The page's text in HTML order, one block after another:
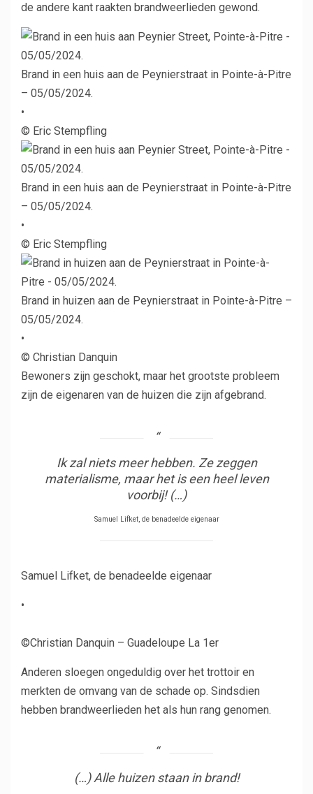
de andere kant raakten brandweerlieden gewond.
Brand in een huis aan de Peynierstraat in Pointe-à-Pitre
– 05/05/2024.
•
© Eric Stempfling
Brand in een huis aan de Peynierstraat in Pointe-à-Pitre
– 05/05/2024.
•
© Eric Stempfling
Brand in huizen aan de Peynierstraat in Pointe-à-Pitre –
05/05/2024.
•
© Christian Danquin
Bewoners zijn geschokt, maar het grootste probleem
zijn de eigenaren van de huizen die zijn afgebrand.
Ik zal niets meer hebben. Ze zeggen
materialisme, maar het is een heel leven
voorbij! (…)
Samuel Lifket, de benadeelde eigenaar
Samuel Lifket, de benadeelde eigenaar
•
©Christian Danquin – Guadeloupe La 1er
Anderen sloegen ongeduldig over het trottoir en
merkten de omvang van de schade op. Sindsdien
hebben brandweerlieden het als hun rang genomen.
(…) Alle huizen staan ​​in brand!